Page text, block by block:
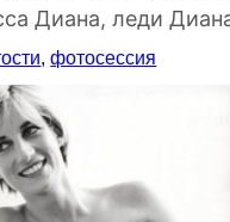
Диана, леди
,фотосессия